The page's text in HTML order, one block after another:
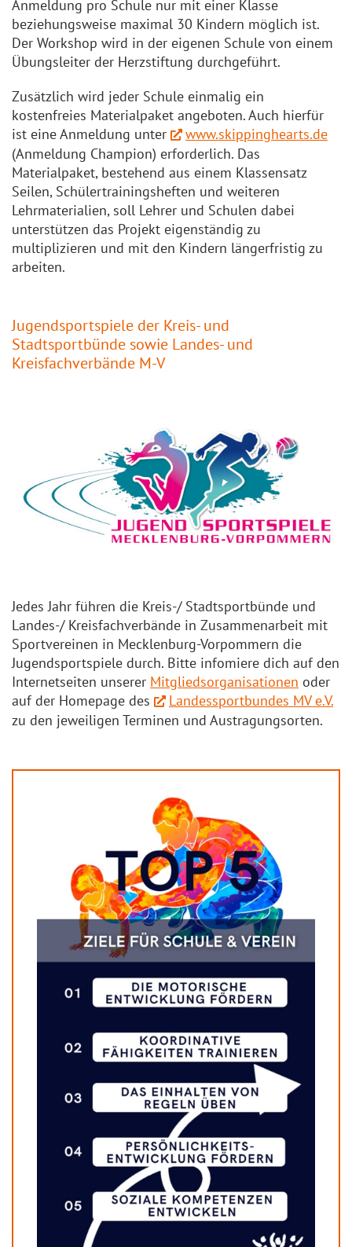
Anmeldung pro Schule nur mit einer Klasse
beziehungsweise maximal 30 Kindern möglich ist.
Der Workshop wird in der eigenen Schule von einem
Übungsleiter der Herzstiftung durchgeführt.
Zusätzlich wird jeder Schule einmalig ein
kostenfreies Materialpaket angeboten. Auch hierfür
ist eine Anmeldung unter
www.skippinghearts.de
(Anmeldung Champion) erforderlich. Das
Materialpaket, bestehend aus einem Klassensatz
Seilen, Schülertrainingsheften und weiteren
Lehrmaterialien, soll Lehrer und Schulen dabei
unterstützen das Projekt eigenständig zu
multiplizieren und mit den Kindern längerfristig zu
arbeiten.
Jugendsportspiele der Kreis- und
Stadtsportbünde sowie Landes- und
Kreisfachverbände M-V
Jedes Jahr führen die Kreis-/ Stadtsportbünde und
Landes-/ Kreisfachverbände in Zusammenarbeit mit
Sportvereinen in Mecklenburg-Vorpommern die
Jugendsportspiele durch. Bitte infomiere dich auf den
Internetseiten unserer Mitgliedsorganisationen oder
auf der Homepage des
Landessportbundes MV e.V.
zu den jeweiligen Terminen und Austragungsorten.